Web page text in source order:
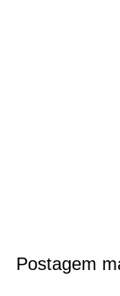
Postagem